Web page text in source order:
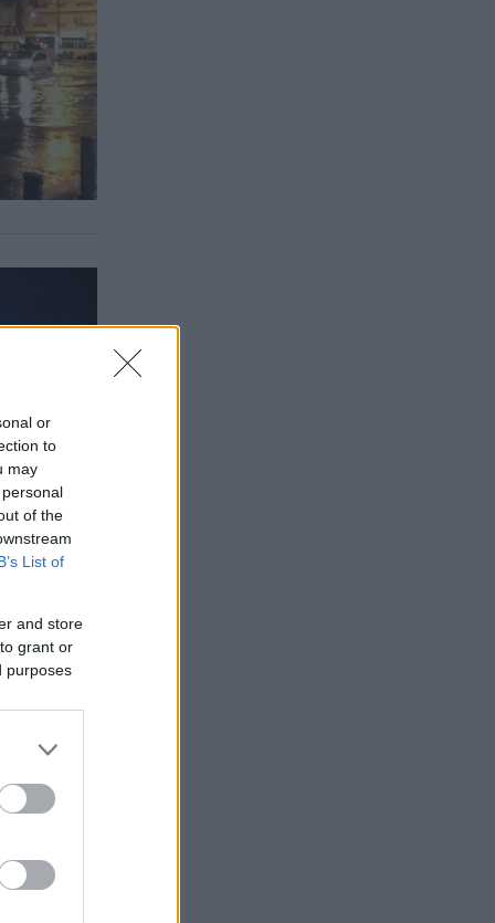
or
to
may
of the
List of
and store
grant or
purposes